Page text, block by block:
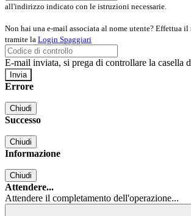
all'indirizzo indicato con le istruzioni necessarie.
Non hai una e-mail associata al nome utente? Effettua il
tramite la Login Spaggiari
E-mail inviata, si prega di controllare la casella
Errore
Chiudi
Successo
Chiudi
Informazione
Chiudi
Attendere...
Attendere il completamento dell'operazione...